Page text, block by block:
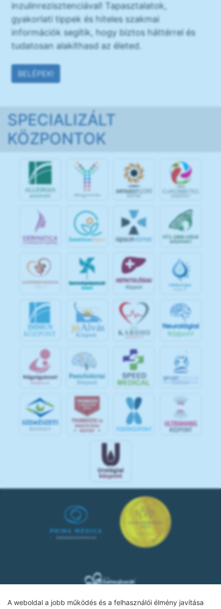
A weboldal a jobb működés és a felhasználói élmény javítása
inzulinrezisztenciával! Tapasztalatok,
gyakorlati tippek és hiteles szakmai
információk segítik, hogy biztos háttérrel és
tudatosan alakíthasd az életed.
BELÉPEK!
SPECIALIZÁLT
KÖZPONTOK
IMMUN
KÖZPONT
jó Alvás
Központ
SPOR